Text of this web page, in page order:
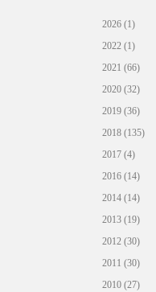
2026 (1)
2022 (1)
2021 (66)
2020 (32)
2019 (36)
2018 (135)
2017 (4)
2016 (14)
2014 (14)
2013 (19)
2012 (30)
2011 (30)
2010 (27)